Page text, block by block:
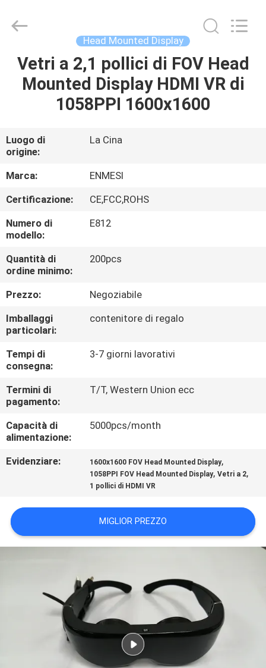
CASA
PRODOTTI
CIRCA
NOI
GIRO
DELLA
FABBRICA
CONTROLLO
DI
QUALITÀ
NOTIZIE
CASI
RICHIEDA
CITAZIONE
SHOPPING
ONLINE
POLITICA
Technology
Rights
Reserved.
Head Mounted Display
Vetri a 2,1 pollici di FOV Head
Mounted Display HDMI VR di
1058PPI 1600x1600
Luogo di
origine:
La Cina
Marca:
ENMESI
Certificazione:
CE,FCC,ROHS
Numero di
modello:
E812
Quantità di
ordine minimo:
200pcs
Prezzo:
Negoziabile
Imballaggi
particolari:
contenitore di regalo
Tempi di
consegna:
3-7 giorni lavorativi
Termini di
pagamento:
T/T, Western Union ecc
Capacità di
alimentazione:
5000pcs/month
Evidenziare: 1600x1600 FOV Head Mounted Display,
1058PPI FOV Head Mounted Display,Vetri a 2,
1 pollici di HDMI VR
MIGLIOR PREZZO